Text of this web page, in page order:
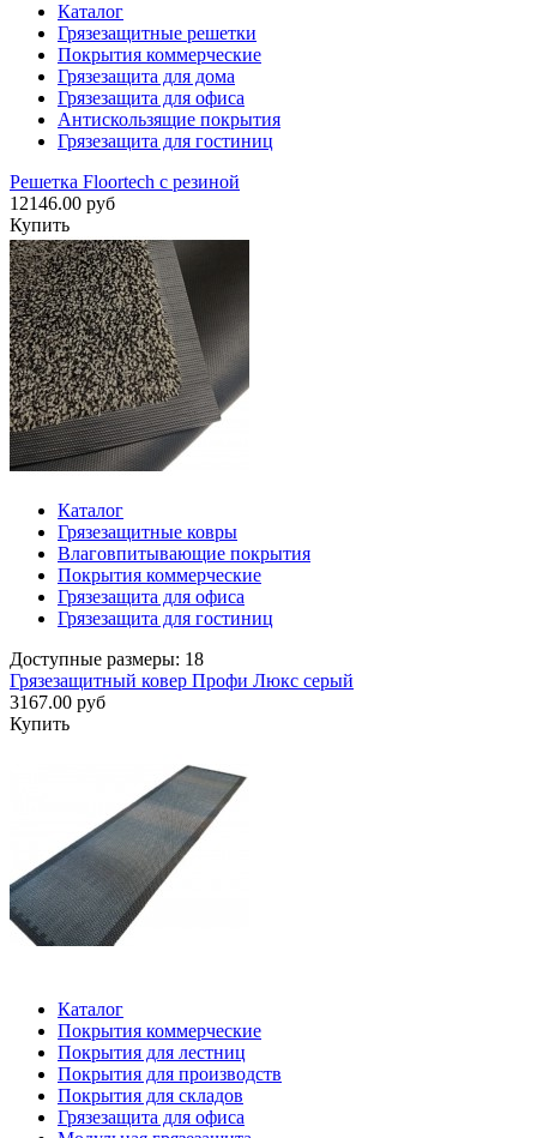
Каталог
Грязезащитные решетки
Покрытия коммерческие
Грязезащита для дома
Грязезащита для офиса
Антискользящие покрытия
Грязезащита для гостиниц
Решетка Floortech с резиной
12146.00 руб
Купить
Каталог
Грязезащитные ковры
Влаговпитывающие покрытия
Покрытия коммерческие
Грязезащита для офиса
Грязезащита для гостиниц
Доступные размеры: 18
Грязезащитный ковер Профи Люкс серый
3167.00 руб
Купить
Каталог
Покрытия коммерческие
Покрытия для лестниц
Покрытия для производств
Покрытия для складов
Грязезащита для офиса